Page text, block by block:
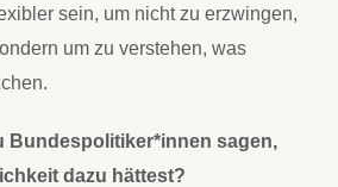
sein, um nicht zu erzwingen,
um zu verstehen, was
Bundespolitiker*innen sagen,
dazu hättest?